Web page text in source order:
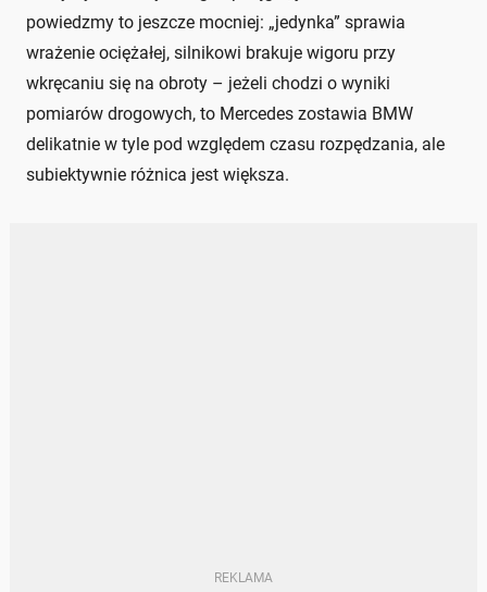
powiedzmy to jeszcze mocniej: „jedynka” sprawia
wrażenie ociężałej, silnikowi brakuje wigoru przy
wkręcaniu się na obroty – jeżeli chodzi o wyniki
pomiarów drogowych, to Mercedes zostawia BMW
delikatnie w tyle pod względem czasu rozpędzania, ale
subiektywnie różnica jest większa.